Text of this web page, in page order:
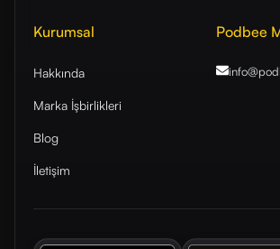
Kurumsal
Hakkında
Marka İşbirlikleri
Blog
İletişim
Podbee